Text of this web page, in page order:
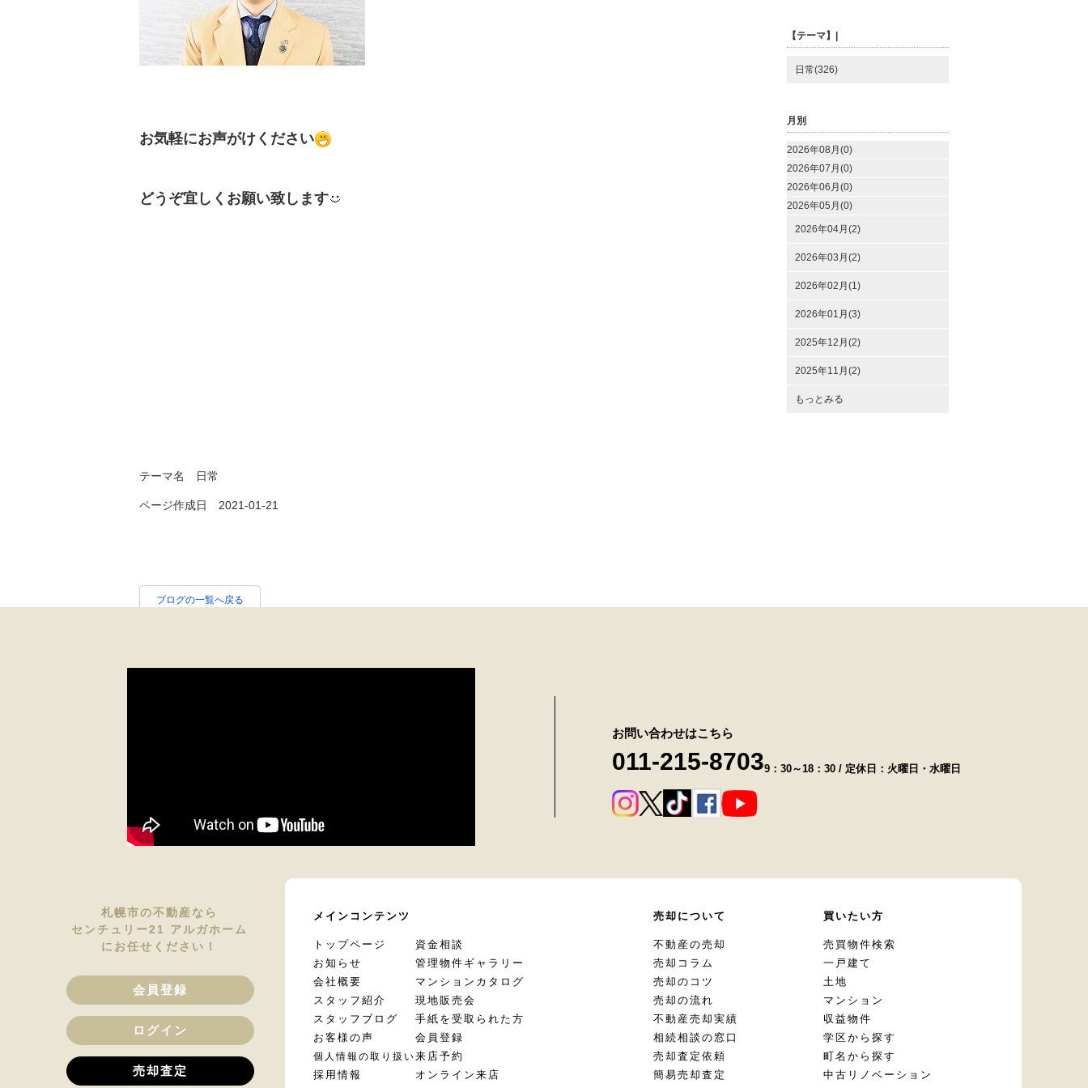
お気軽にお声がけください
どうぞ宜しくお願い致します
テーマ名 日常
ページ作成日 2021-01-21
【テーマ】|
日常(326)
月別
2026年08月(0)
2026年07月(0)
2026年06月(0)
2026年05月(0)
2026年04月(2)
2026年03月(2)
2026年02月(1)
2026年01月(3)
2025年12月(2)
2025年11月(2)
もっとみる
ブログの一覧へ戻る
お問い合わせはこちら
011-215-87039：30～18：30 / 定休日：火曜日・水曜日
札幌市の不動産なら
センチュリー21 アルガホーム
にお任せください！
会員登録
ログイン
売却査定
メインコンテンツ
トップページ
お知らせ
会社概要
スタッフ紹介
スタッフブログ
お客様の声
個人情報の取り扱い
採用情報
資金相談
管理物件ギャラリー
マンションカタログ
現地販売会
手紙を受取られた方
会員登録
来店予約
オンライン来店
売却について
不動産の売却
売却コラム
売却のコツ
売却の流れ
不動産売却実績
相続相談の窓口
売却査定依頼
簡易売却査定
買いたい方
売買物件検索
一戸建て
土地
マンション
収益物件
学区から探す
町名から探す
中古リノベーション